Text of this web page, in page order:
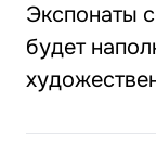
Экспонаты
будет